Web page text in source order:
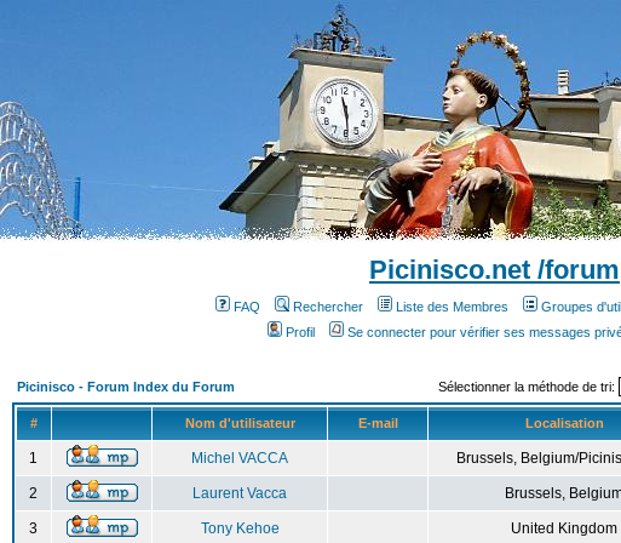
Picinisco.net /forum
FAQ Rechercher Liste des Membres Groupes
Profil
Se connecter pour vérifier ses messages
Picinisco - Forum Index du Forum Sélectionner la méthode de tri:
# Nom d'utilisateur E-mail Localisation
1 Michel VACCA Brussels, Belgium/
2 Laurent Vacca Brussels,
3 Tony Kehoe United Kingdom